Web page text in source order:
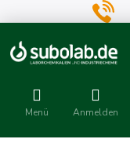
Menü Anmelden